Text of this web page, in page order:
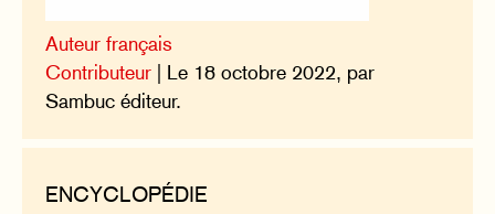
Auteur français
Contributeur | Le 18 octobre 2022, par
Sambuc éditeur.
ENCYCLOPÉDIE